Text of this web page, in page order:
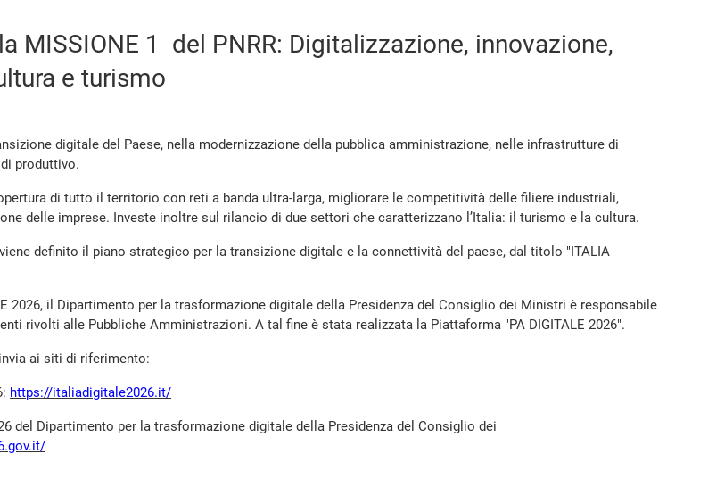
MISSIONE 1 del PNRR: Digitalizzazione, innovazione,
e turismo
digitale del Paese, nella modernizzazione della pubblica amministrazione, nelle infrastrutture di
produttivo.
di tutto il territorio con reti a banda ultra-larga, migliorare le competitività delle filiere industriali,
delle imprese. Investe inoltre sul rilancio di due settori che caratterizzano l’Italia: il turismo e la cultura.
definito il piano strategico per la transizione digitale e la connettività del paese, dal titolo "ITALIA
2026, il Dipartimento per la trasformazione digitale della Presidenza del Consiglio dei Ministri è responsabile
rivolti alle Pubbliche Amministrazioni. A tal fine è stata realizzata la Piattaforma "PA DIGITALE 2026".
ai siti di riferimento:
https://italiadigitale2026.it/
del Dipartimento per la trasformazione digitale della Presidenza del Consiglio dei